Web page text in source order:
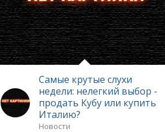
Самые крутые слухи
недели: нелегкий выбор -
продать Кубу или купить
Италию?
Новости